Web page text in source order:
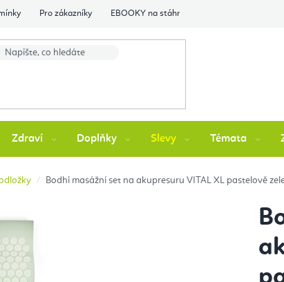
Pro zákazníky EBOOKY na stáhnutí
Zdraví Doplňky Slevy Témata
Bodhi masážní set na akupresuru VITAL XL pastelově